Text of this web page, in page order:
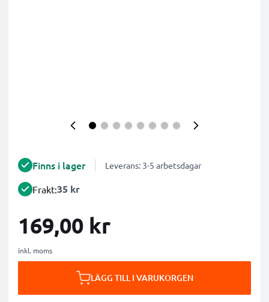
Finns i lager Leverans: 3-5 arbetsdagar
Frakt:35 kr
169,00 kr
inkl. moms
LÄGG TILL I VARUKORGEN